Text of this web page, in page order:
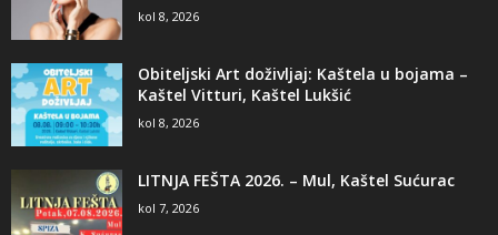
kol 8, 2026
Obiteljski Art doživljaj: Kaštela u bojama –
Kaštel Vitturi, Kaštel Lukšić
kol 8, 2026
LITNJA FEŠTA 2026. – Mul, Kaštel Sućurac
kol 7, 2026